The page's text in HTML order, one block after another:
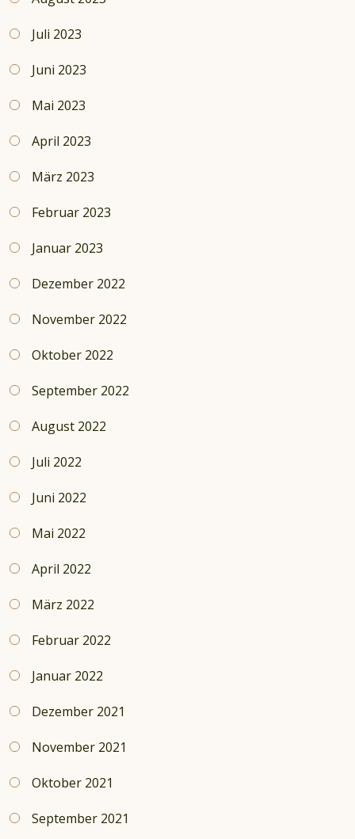
Juli 2023
Juni 2023
Mai 2023
April 2023
März 2023
Februar 2023
Januar 2023
Dezember 2022
November 2022
Oktober 2022
September 2022
August 2022
Juli 2022
Juni 2022
Mai 2022
April 2022
März 2022
Februar 2022
Januar 2022
Dezember 2021
November 2021
Oktober 2021
September 2021